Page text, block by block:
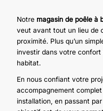
Notre magasin de poêle à
veut avant tout un lieu de
proximité. Plus qu’un
investir dans votre
habitat.
En nous confiant votre
accompagnement
installation, en passant